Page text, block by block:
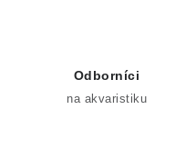
Odborníci
na akvaristiku